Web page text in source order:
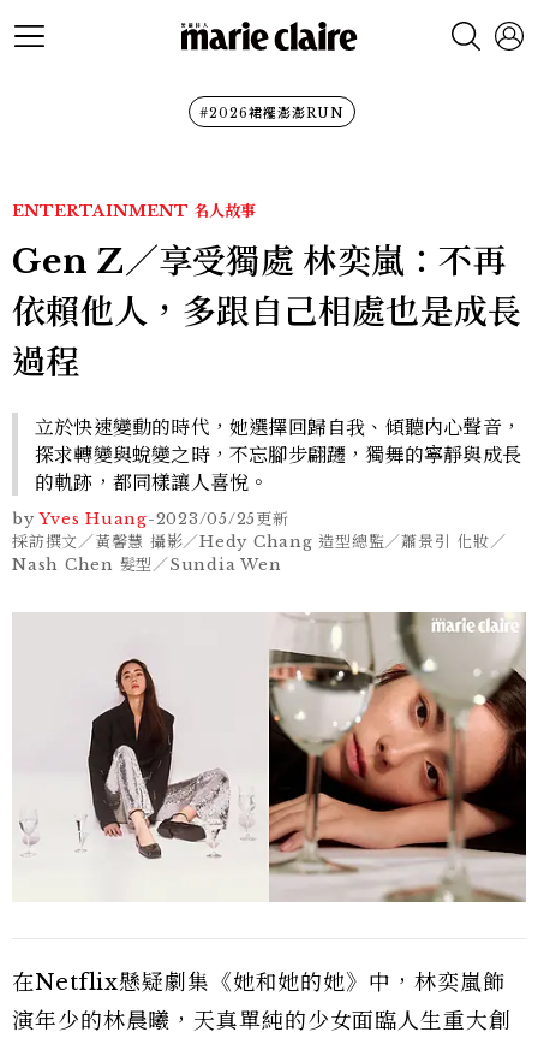
#2026裙襬澎澎RUN
ENTERTAINMENT 名人故事
Gen Z／享受獨處 林奕嵐：不再
依賴他人，多跟自己相處也是成長
過程
立於快速變動的時代，她選擇回歸自我、傾聽內心聲音，
探求轉變與蛻變之時，不忘腳步翩躚，獨舞的寧靜與成長
的軌跡，都同樣讓人喜悅。
by Yves Huang-2023/05/25更新
採訪撰文／黃馨慧 攝影／Hedy Chang 造型總監／蕭景引 化妝／
Nash Chen 髮型／Sundia Wen
在Netflix懸疑劇集《她和她的她》中，林奕嵐飾
演年少的林晨曦，天真單純的少女面臨人生重大創